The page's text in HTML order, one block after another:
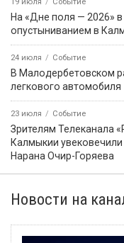
19 июля Событие
На «Дне поля — 2026»
опустыниванием в
24 июля Событие
В Малодербетовском
легкового автомобиля
23 июля Событие
Зрителям Телеканала
Калмыкии
Нарана Очир-Горяева
Новости на